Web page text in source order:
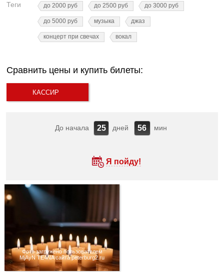
Теги до 2000 руб до 2500 руб до 3000 руб
до 5000 руб музыка джаз
концерт при свечах вокал
Сравнить цены и купить билеты:
КАССИР
До начала 25 дней 56 мин
Я пойду!
Фото загружено пользователем
MjAyN TE4NA сайта peterburg2.ru